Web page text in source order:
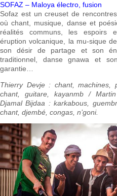
SOFAZ – Maloya électro, fusion
Sofaz est un creuset de
où chant, musique, danse et
réalités communs, les espoirs
éruption volcanique, la mu-sique
son désir de partage et son
traditionnel, danse gnawa et
garantie…
Thierry Devje : chant, machines,
chant, guitare, kayanmb /
Djamal Bijdaa : karkabous,
chant, djembé, congas, n’goni.